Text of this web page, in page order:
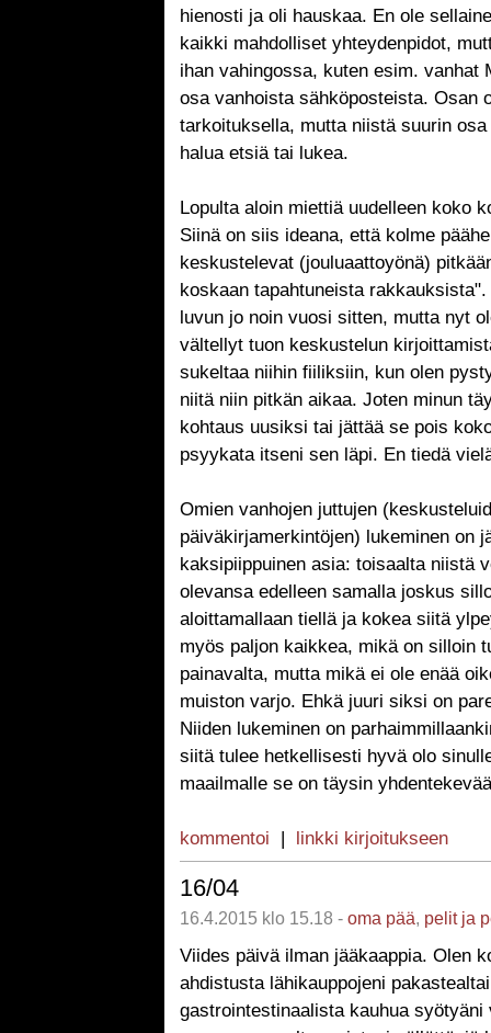
hienosti ja oli hauskaa. En ole
kaikki mahdolliset yhteydenpidot,
ihan vahingossa, kuten esim. vanhat
osa vanhoista sähköposteista. Osan
tarkoituksella, mutta niistä suurin
halua etsiä tai lukea.
Lopulta aloin miettiä uudelleen koko
Siinä on siis ideana, että kolme
keskustelevat (jouluaattoyönä)
koskaan tapahtuneista
luvun jo noin vuosi sitten, mutta nyt
vältellyt tuon keskustelun
sukeltaa niihin fiiliksiin, kun olen
niitä niin pitkän aikaa. Joten minun
kohtaus uusiksi tai jättää se pois
psyykata itseni sen läpi. En tiedä
Omien vanhojen juttujen
päiväkirjamerkintöjen) lukeminen on
kaksipiippuinen asia: toisaalta niistä
olevansa edelleen samalla joskus
aloittamallaan tiellä ja kokea siitä
myös paljon kaikkea, mikä on silloin
painavalta, mutta mikä ei ole enää
muiston varjo. Ehkä juuri siksi on
Niiden lukeminen on
siitä tulee hetkellisesti hyvä olo
maailmalle se on täysin
kommentoi | linkki kirjoitukseen
16/04
16.4.2015 klo 15.18 - oma pää, pelit ja
Viides päivä ilman jääkaappia. Olen
ahdistusta lähikauppojeni
gastrointestinaalista kauhua